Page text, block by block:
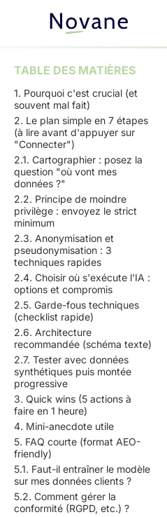
TABLE DES MATIÈRES
1. Pourquoi c'est crucial (et
souvent mal fait)
2. Le plan simple en 7 étapes
(à lire avant d'appuyer sur
"Connecter")
2.1. Cartographier : posez la
question "où vont mes
données ?"
2.2. Principe de moindre
privilège : envoyez le strict
minimum
2.3. Anonymisation et
pseudonymisation : 3
techniques rapides
2.4. Choisir où s'exécute l'IA :
options et compromis
2.5. Garde-fous techniques
(checklist rapide)
2.6. Architecture
recommandée (schéma texte)
2.7. Tester avec données
synthétiques puis montée
progressive
3. Quick wins (5 actions à
faire en 1 heure)
4. Mini-anecdote utile
5. FAQ courte (format AEO-
friendly)
5.1. Faut-il entraîner le modèle
sur mes données clients ?
5.2. Comment gérer la
conformité (RGPD, etc.) ?